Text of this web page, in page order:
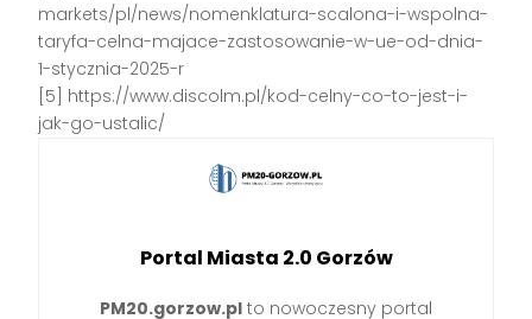
markets/pl/news/nomenklatura-scalona-i-wspolna-
taryfa-celna-majace-zastosowanie-w-ue-od-dnia-
1-stycznia-2025-r
[5] https://www.discolm.pl/kod-celny-co-to-jest-i-
jak-go-ustalic/
Portal Miasta 2.0 Gorzów
PM20.gorzow.pl to nowoczesny portal